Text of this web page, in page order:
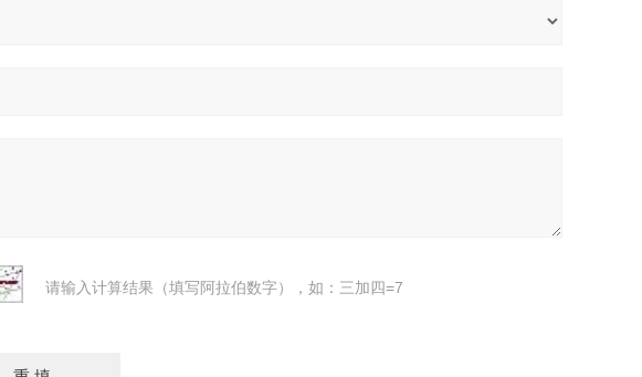
请输入计算结果（填写阿拉伯数字），如：三加四=7